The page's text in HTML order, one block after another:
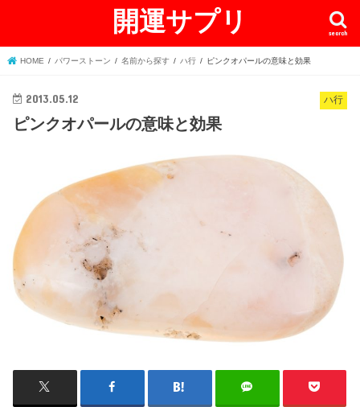
開運サプリ search
HOME パワーストーン 名前から探す ハ行 ピンクオパールの意味と効果
ハ行
2013.05.12
ピンクオパールの意味と効果